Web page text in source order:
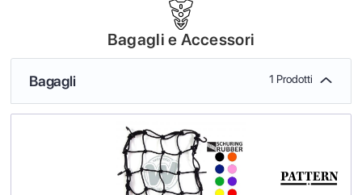
Bagagli e Accessori
Bagagli 1 Prodotti